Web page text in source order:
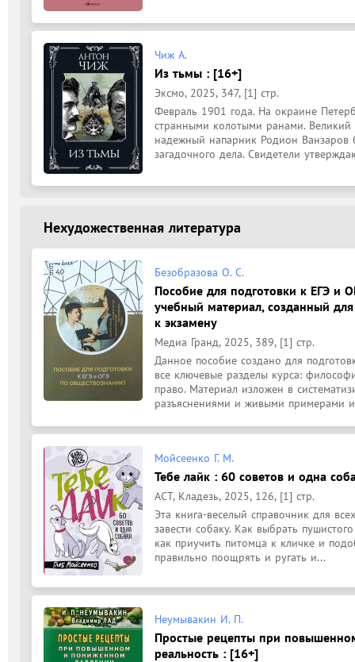
Чиж А.
Из тьмы : [16+]
Эксмо, 2025, 347, [1] стр.
Февраль 1901 года. На окраине
странными колотыми ранами.
надежный напарник Родион Ванзаров
загадочного дела. Свидетели
Нехудожественная литература
Безобразова О. С.
Пособие для подготовки к ЕГЭ и
учебный материал, созданный
к экзамену
Медиа Гранд, 2025, 389, [1] стр.
Данное пособие создано для
все ключевые разделы курса:
право. Материал изложен в
разъяснениями и живыми примерами
Мойсеенко Г. М.
Тебе лайк : 60 советов и одна
АСТ, Кладезь, 2025, 126, [1] стр.
Эта книга-веселый справочник для
завести собаку. Как выбрать
как приучить питомца к кличке и
правильно поощрять и ругать и...
Неумывакин И. П.
Простые рецепты при
реальность : [16+]